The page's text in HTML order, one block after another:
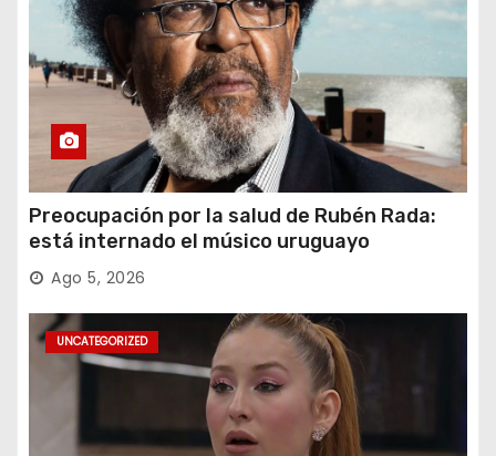
Preocupación por la salud de Rubén Rada:
está internado el músico uruguayo
Ago 5, 2026
UNCATEGORIZED